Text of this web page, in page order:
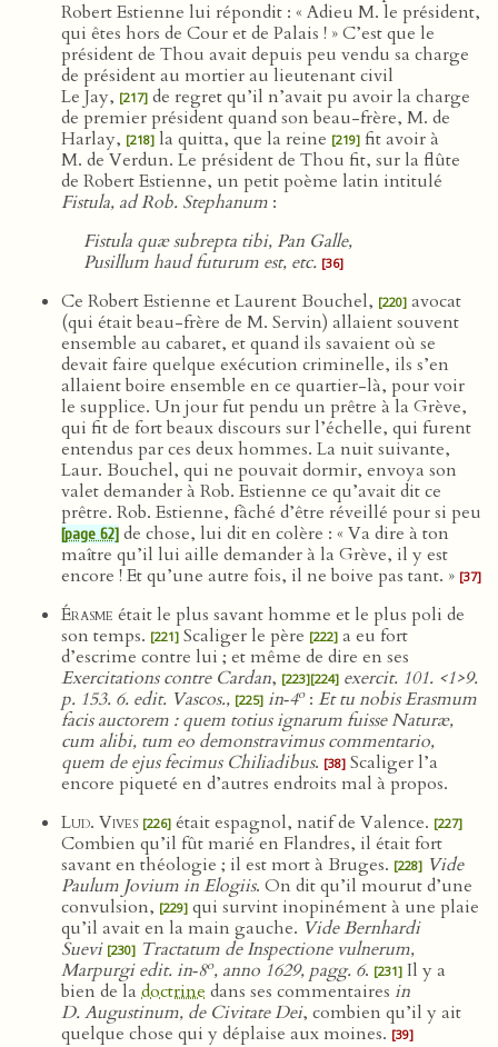
Robert Estienne lui répondit : « Adieu M. le président,
qui êtes hors de Cour et de Palais ! » C’est que le
président de Thou avait depuis peu vendu sa charge
de président au mortier au lieutenant civil
Le Jay, [217] de regret qu’il n’avait pu avoir la charge
de premier président quand son beau-frère, M. de
Harlay, [218] la quitta, que la reine [219] fit avoir à
M. de Verdun. Le président de Thou fit, sur la flûte
de Robert Estienne, un petit poème latin intitulé
Fistula, ad Rob. Stephanum :
Fistula quæ subrepta tibi, Pan Galle,
Pusillum haud futurum est, etc. [36]
Ce Robert Estienne et Laurent Bouchel, [220] avocat
(qui était beau-frère de M. Servin) allaient souvent
ensemble au cabaret, et quand ils savaient où se
devait faire quelque exécution criminelle, ils s’en
allaient boire ensemble en ce quartier-là, pour voir
le supplice. Un jour fut pendu un prêtre à la Grève,
qui fit de fort beaux discours sur l’échelle, qui furent
entendus par ces deux hommes. La nuit suivante,
Laur. Bouchel, qui ne pouvait dormir, envoya son
valet demander à Rob. Estienne ce qu’avait dit ce
prêtre. Rob. Estienne, fâché d’être réveillé pour si peu
[page 62] de chose, lui dit en colère : « Va dire à ton
maître qu’il lui aille demander à la Grève, il y est
encore ! Et qu’une autre fois, il ne boive pas tant. » [37]
Érasme était le plus savant homme et le plus poli de
son temps. [221] Scaliger le père [222] a eu fort
d’escrime contre lui ; et même de dire en ses
Exercitations contre Cardan, [223][224] exercit. 101. <1>9.
p. 153. 6. edit. Vascos., [225] in‑4o: Et tu nobis Erasmum
facis auctorem : quem totius ignarum fuisse Naturæ,
cum alibi, tum eo demonstravimus commentario,
quem de ejus fecimus Chiliadibus. [38] Scaliger l’a
encore piqueté en d’autres endroits mal à propos.
Lud. Vives [226] était espagnol, natif de Valence. [227]
Combien qu’il fût marié en Flandres, il était fort
savant en théologie ; il est mort à Bruges. [228] Vide
Paulum Jovium in Elogiis. On dit qu’il mourut d’une
convulsion, [229] qui survint inopinément à une plaie
qu’il avait en la main gauche. Vide Bernhardi
Suevi [230] Tractatum de Inspectione vulnerum,
Marpurgi edit. in‑8o, anno 1629, pagg. 6. [231] Il y a
bien de la doctrine dans ses commentaires in
D. Augustinum, de Civitate Dei, combien qu’il y ait
quelque chose qui y déplaise aux moines. [39]